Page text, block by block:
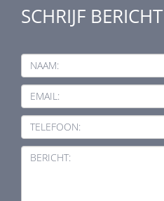
SCHRIJF BERICHT
NAAM:
EMAIL:
TELEFOON:
BERICHT: